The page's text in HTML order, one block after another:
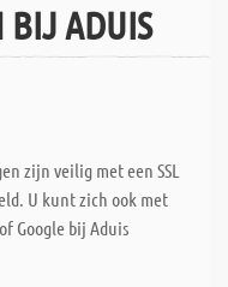
BIJ ADUIS
zijn veilig met een SSL
U kunt zich ook met
Google bij Aduis